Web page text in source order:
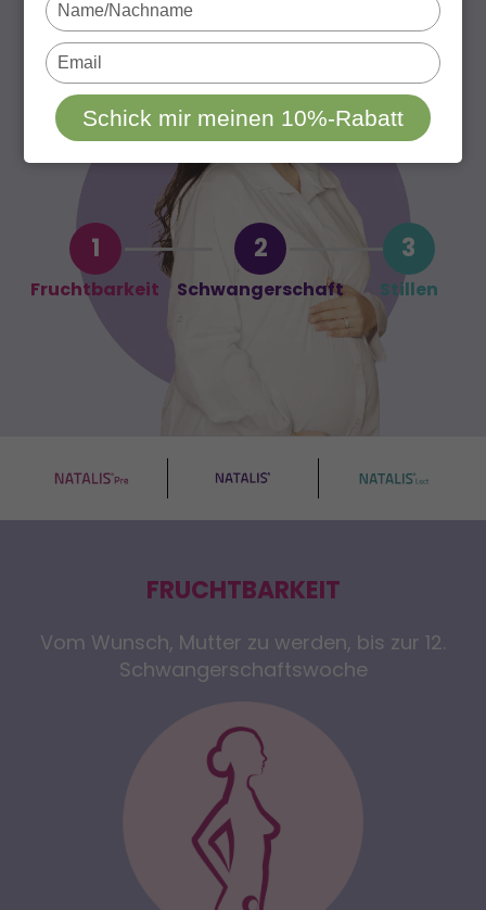
1
Fruchtbarkeit
2
Schwangerschaft
3
Stillen
FRUCHTBARKEIT
Vom Wunsch, Mutter zu werden, bis zur 12.
Schwangerschaftswoche
your
name
Type
your
email
Schick mir meinen 10%-Rabatt